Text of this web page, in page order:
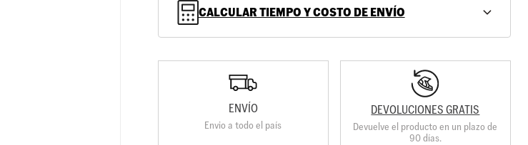
CALCULAR TIEMPO Y COSTO DE ENVÍO
ENVÍO
Envio a todo el país
DEVOLUCIONES GRATIS
Devuelve el producto en un plazo de
90 días.